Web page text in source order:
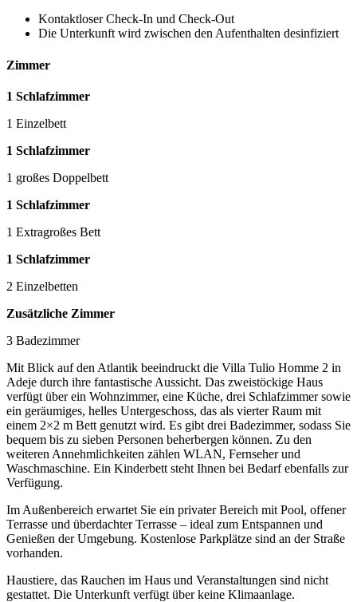
Kontaktloser Check-In und Check-Out
Die Unterkunft wird zwischen den Aufenthalten desinfiziert
Zimmer
1 Schlafzimmer
1 Einzelbett
1 Schlafzimmer
1 großes Doppelbett
1 Schlafzimmer
1 Extragroßes Bett
1 Schlafzimmer
2 Einzelbetten
Zusätzliche Zimmer
3 Badezimmer
Mit Blick auf den Atlantik beeindruckt die Villa Tulio Homme 2 in
Adeje durch ihre fantastische Aussicht. Das zweistöckige Haus
verfügt über ein Wohnzimmer, eine Küche, drei Schlafzimmer sowie
ein geräumiges, helles Untergeschoss, das als vierter Raum mit
einem 2×2 m Bett genutzt wird. Es gibt drei Badezimmer, sodass Sie
bequem bis zu sieben Personen beherbergen können. Zu den
weiteren Annehmlichkeiten zählen WLAN, Fernseher und
Waschmaschine. Ein Kinderbett steht Ihnen bei Bedarf ebenfalls zur
Verfügung.
Im Außenbereich erwartet Sie ein privater Bereich mit Pool, offener
Terrasse und überdachter Terrasse – ideal zum Entspannen und
Genießen der Umgebung. Kostenlose Parkplätze sind an der Straße
vorhanden.
Haustiere, das Rauchen im Haus und Veranstaltungen sind nicht
gestattet. Die Unterkunft verfügt über keine Klimaanlage.